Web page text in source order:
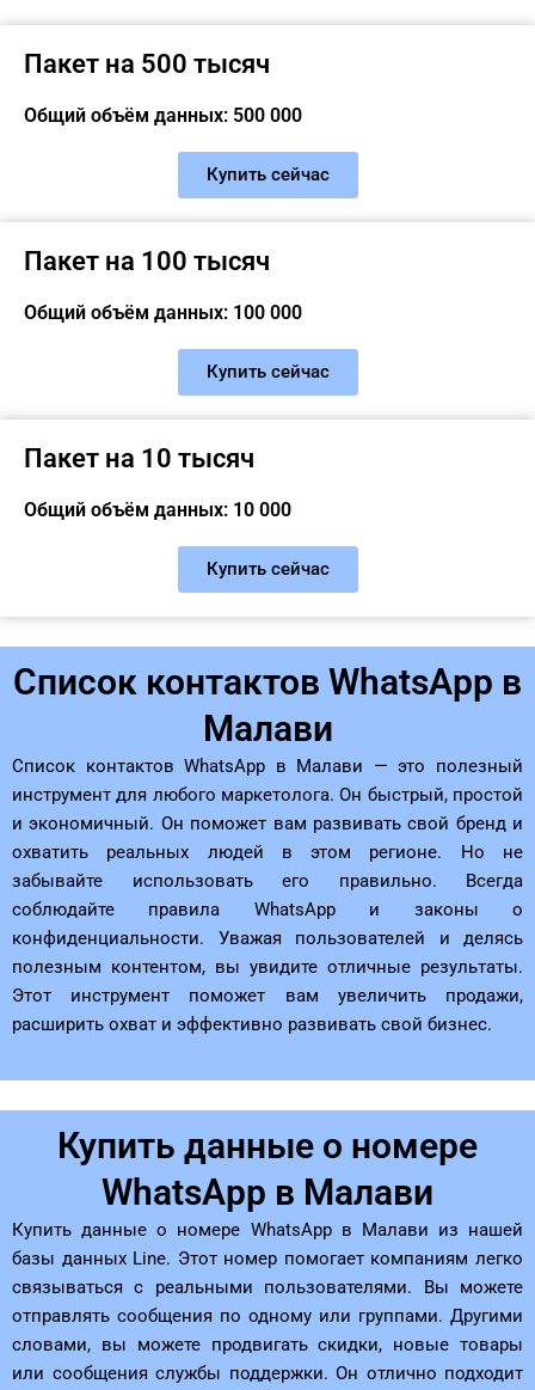
Пакет на 500 тысяч
Общий объём данных: 500 000
Купить сейчас
Пакет на 100 тысяч
Общий объём данных: 100 000
Купить сейчас
Пакет на 10 тысяч
Общий объём данных: 10 000
Купить сейчас
Список контактов WhatsApp в
Малави
Список контактов WhatsApp в Малави — это полезный
инструмент для любого маркетолога. Он быстрый, простой
и экономичный. Он поможет вам развивать свой бренд и
охватить реальных людей в этом регионе. Но не
забывайте использовать его правильно. Всегда
соблюдайте правила WhatsApp и законы о
конфиденциальности. Уважая пользователей и делясь
полезным контентом, вы увидите отличные результаты.
Этот инструмент поможет вам увеличить продажи,
расширить охват и эффективно развивать свой бизнес.
Купить данные о номере
WhatsApp в Малави
Купить данные о номере WhatsApp в Малави из нашей
базы данных Line. Этот номер помогает компаниям легко
связываться с реальными пользователями. Вы можете
отправлять сообщения по одному или группами. Другими
словами, вы можете продвигать скидки, новые товары
или сообщения службы поддержки. Он отлично подходит